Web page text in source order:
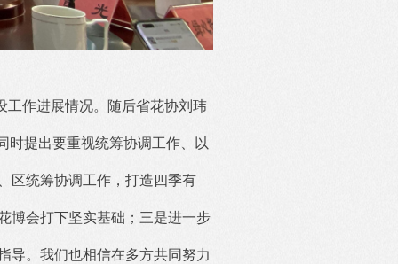
工作进展情况。随后省花协刘玮
时提出要重视统筹协调工作、以
区统筹协调工作，打造四季有
博会打下坚实基础；三是进一步
导。我们也相信在多方共同努力